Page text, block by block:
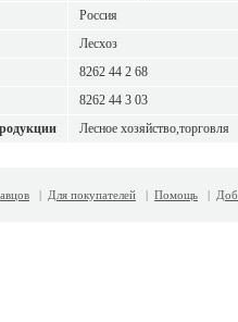
Россия
Лесхоз
8262 44 2 68
8262 44 3 03
Лесное хозяйство,торговля
| Для покупателей | Помощь |